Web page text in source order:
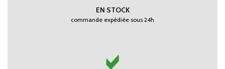
EN STOCK
commande expédiée sous 24h